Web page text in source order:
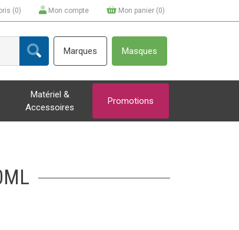
(0) Mon compte Mon panier (0)
Marques Masques
Matériel &
Accessoires
Promotions